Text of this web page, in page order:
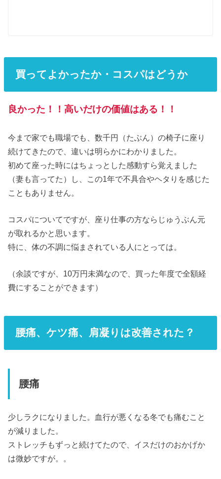
買ってよかったか・コスパはどうか
良かった！！高いだけの価値はある！！
今まで家でも職場でも、数千円（たぶん）の椅子に座り
続けてきたので、違いは明らかにわかりました。
初めて座った時にはちょっとした感動すら覚えました
（妻も言ってた）し、この1年で不具合やヘタりを感じた
こともありません。
コスパについてですが、座り仕事の方ならじゅうぶん元
が取れるかと思います。
特に、体の不調に悩まされている人にとっては。
（余談ですが、10万円未満なので、買った年度で全額経
費にすることができます）
腰痛、ケツ痛、肩凝りは改善された？
腰痛
少しラクになりました。血行が悪くなる冬でも痛むこと
が減りました。
ストレッチもずっと続けてたので、イスだけのおかげか
は微妙ですが。。